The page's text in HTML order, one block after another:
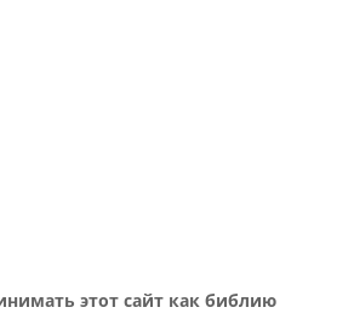
этот сайт как библию